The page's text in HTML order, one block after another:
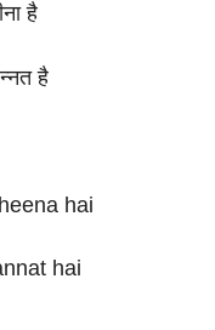
है
है
hai
hai